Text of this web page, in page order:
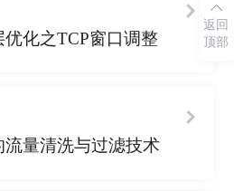
化之TCP窗口调整
量清洗与过滤技术
返回
顶部